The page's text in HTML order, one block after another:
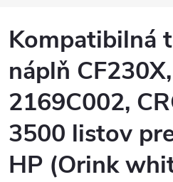
Kompatibilná
náplň
2169C002,
3500 listov
HP (Orink